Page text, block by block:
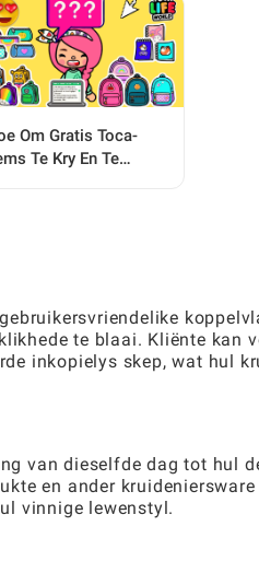
Om Gratis Toca-
Te Kry En Te
te blaai. Kliënte kan
inkopielys skep, wat hul
van dieselfde dag tot hul
en ander
vinnige lewenstyl.